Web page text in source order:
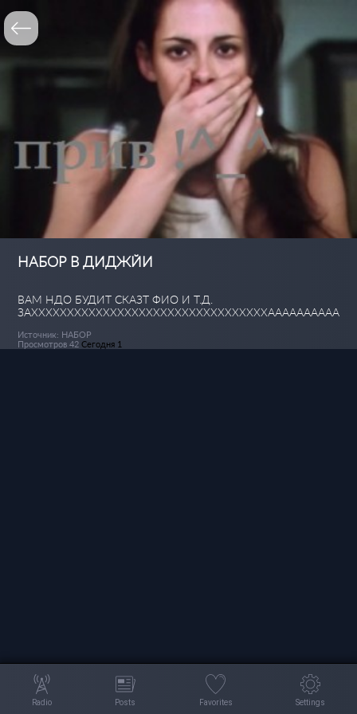
НАБОР В ДИДЖЙИ
ВАМ НДО БУДИТ СКАЗТ ФИО И Т.Д.
Источник: НАБОР
Просмотров 42 Сегодня 1
Radio Posts Favorites Settings